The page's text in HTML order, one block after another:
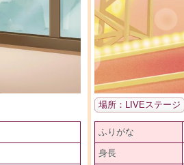
場所：LIVEステージ
ふりがな
身長